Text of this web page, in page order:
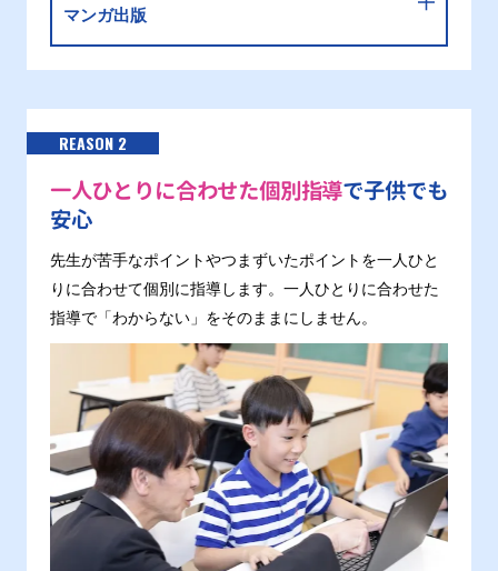
マンガ出版
REASON 2
一人ひとりに合わせた個別指導で子供でも
安心
先生が苦手なポイントやつまずいたポイントを一人ひと
りに合わせて個別に指導します。一人ひとりに合わせた
指導で「わからない」をそのままにしません。